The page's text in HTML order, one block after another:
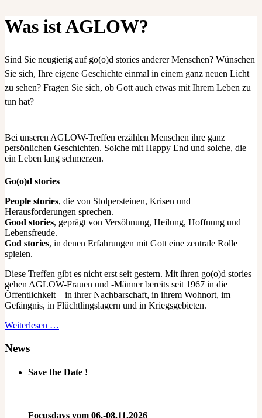
Was ist AGLOW?
Sind Sie neugierig auf go(o)d stories anderer Menschen? Wünschen
Sie sich, Ihre eigene Geschichte einmal in einem ganz neuen Licht
zu sehen? Fragen Sie sich, ob Gott auch etwas mit Ihrem Leben zu
tun hat?
Bei unseren AGLOW-Treffen erzählen Menschen ihre ganz
persönlichen Geschichten. Solche mit Happy End und solche, die
ein Leben lang schmerzen.
Go(o)d stories
People stories, die von Stolpersteinen, Krisen und
Herausforderungen sprechen.
Good stories, geprägt von Versöhnung, Heilung, Hoffnung und
Lebensfreude.
God stories, in denen Erfahrungen mit Gott eine zentrale Rolle
spielen.
Diese Treffen gibt es nicht erst seit gestern. Mit ihren go(o)d stories
gehen AGLOW-Frauen und -Männer bereits seit 1967 in die
Öffentlichkeit – in ihrer Nachbarschaft, in ihrem Wohnort, im
Gefängnis, in Flüchtlingslagern und in Kriegsgebieten.
Weiterlesen …
News
Save the Date !
Focusdays vom 06.-08.11.2026